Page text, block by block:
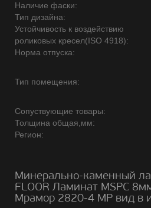
Наличие фаски:
Тип дизайна:
Устойчивость к воздействию
роликовых кресел(ISO 4918):
Норма отпуска:
Тип помещения:
Сопуствующие товары:
Толщина общая,мм:
Регион:
Минерально-каменный
FLOOR Ламинат MSPC
Мрамор 2820-4 MP вид в